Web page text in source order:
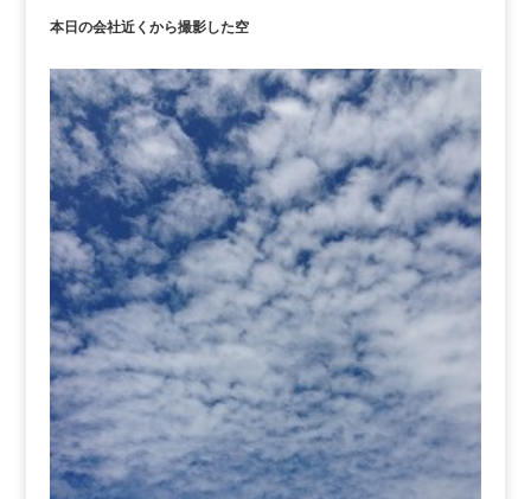
本日の会社近くから撮影した空